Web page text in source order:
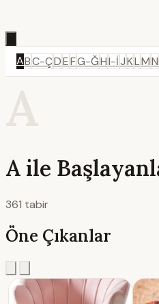
ABC-ÇDEFG-ĞHI-İJKLMN
A
A ile
361 tabir
Öne Çıkanlar